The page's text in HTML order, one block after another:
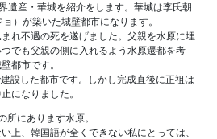
遺産・華城を紹介をします。華城は李氏朝
）が築いた城壁都市になります。
れ不遇の死を遂げました。父親を水原に埋
でも父親の側に入れるよう水原遷都を考
都市です。
設した都市です。しかし完成直後に正祖は
になりました。
にあります水原。
上、韓国語が全くできない私にとっては、